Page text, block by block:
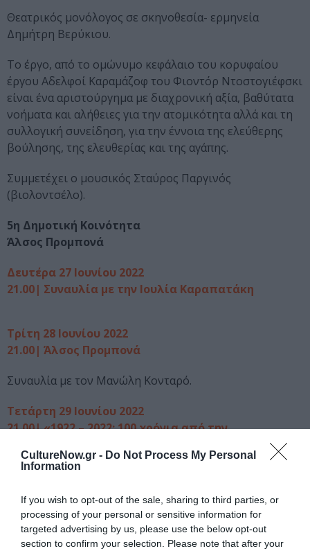
CultureNow.gr - Do Not Process My Personal
Information
If you wish to opt-out of the sale, sharing to third parties, or
processing of your personal or sensitive information for
targeted advertising by us, please use the below opt-out
section to confirm your selection. Please note that after your
Θεατρικός μονόλογος σε σκηνοθεσία- ερμηνεία
Δημήτρη Βερύκιου.
Το έργο, από το ομώνυμο κεφάλαιο του κορυφαίου
έργου Αδελφοί Καραμάζοφ του Φιοντόρ Ντοστογιέφσκι
είναι ένα αριστούργημα με διαχρονική αξία, βαθύτατα
νοήματα και αλήθειες για την ατομικότητα αλλά και τη
συλλογική συνείδηση, για την έννοια της ελεύθερης
βούλησης, της ελευθερίας και της αγάπης.
Συμμετέχει ο μουσικός Σταύρος Παργινός
(βιολοντσέλο).
5η Δημοτική Κοινότητα
Άλσος Προμπονά
Δευτέρα 27 Ιουνίου 2022
21.00| Συναυλία με την Ιουλία Καραπατάκη
Τρίτη 28 Ιουνίου 2022
21.00| Άλσος Προμπονά
Συναυλία με τον Μανώλη Κονταρό.
Τετάρτη 29 Ιουνίου 2022
21.00| «1922 – 2022: 100 χρόνια από την
Μουσική παράσταση με τη Στέλλα Κονιτοπούλου, η
ανεξάντλητο μουσικο-ποιητικό πλούτο της μουσικής
μας παράδοσης, που αναφέρονται στα κλέη και τα πάθη
του Μικρασιατικού Ελληνισμού.